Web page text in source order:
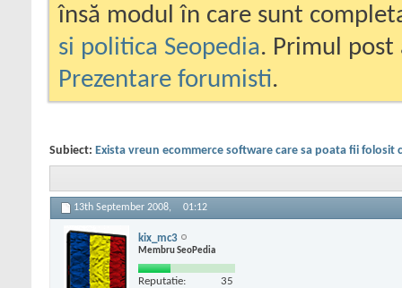
însă modul în care sunt
si politica Seopedia. Primul
Prezentare forumisti.
Subiect: Exista vreun ecommerce software care sa poata fii folosit
13th September 2008, 01:12
kix_mc3
Membru SeoPedia
Reputatie: 35